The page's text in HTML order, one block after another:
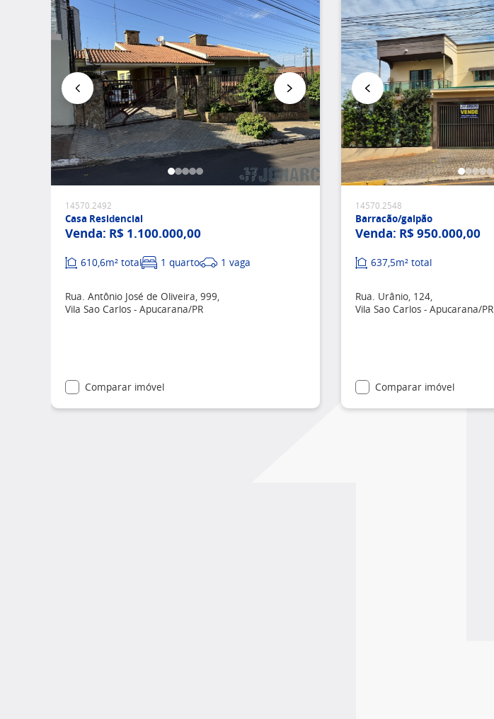
Favoritar
Comparar imóvel
14570.2492
Casa Residencial
Venda: R$ 1.100.000,00
610,6m² total 1 quarto 1 vaga
Rua. Antônio José de Oliveira, 999,
Vila Sao Carlos - Apucarana/PR
Comparar imóvel
14570.2548
Barracão/galpão
Venda: R$ 950.000,00
637,5m² total
Rua. Urânio, 124,
Vila Sao Carlos - Apucarana/PR